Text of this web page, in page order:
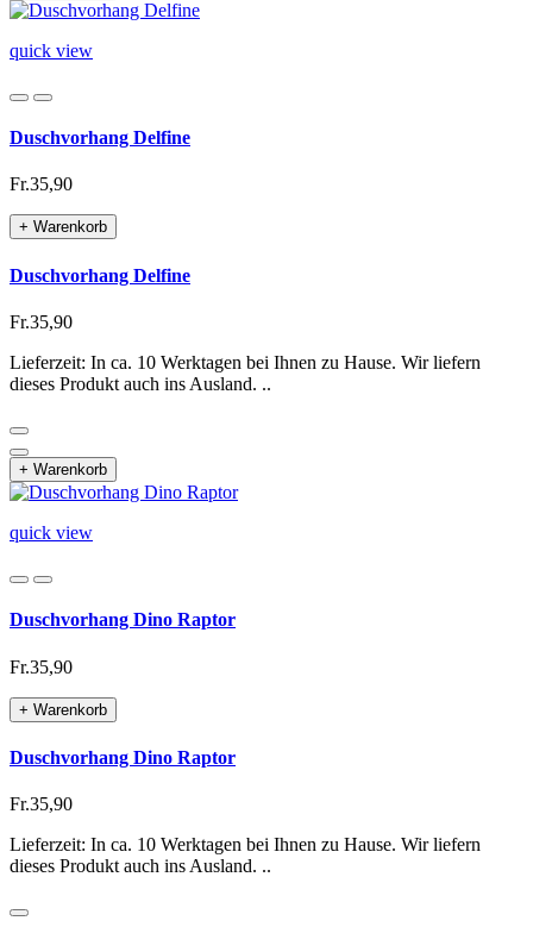
quick view
Duschvorhang Delfine
Fr.35,90
+ Warenkorb
Duschvorhang Delfine
Fr.35,90
Lieferzeit: In ca. 10 Werktagen bei Ihnen zu Hause. Wir liefern
dieses Produkt auch ins Ausland. ..
+ Warenkorb
quick view
Duschvorhang Dino Raptor
Fr.35,90
+ Warenkorb
Duschvorhang Dino Raptor
Fr.35,90
Lieferzeit: In ca. 10 Werktagen bei Ihnen zu Hause. Wir liefern
dieses Produkt auch ins Ausland. ..